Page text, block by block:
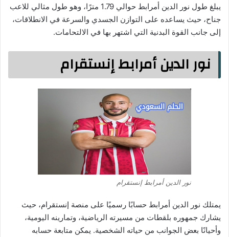
يبلغ طول نور الدين أمرابط حوالي 1.79 مترًا، وهو طول مثالي للاعب
جناح، حيث يساعده على التوازن الجسدي والسرعة في الانطلاقات،
إلى جانب القوة البدنية التي اشتهر بها في الالتحامات.
نور الدين أمرابط إنستقرام
نور الدين أمرابط إنستقرام
يمتلك نور الدين أمرابط حسابًا رسميًا على منصة إنستقرام، حيث
يشارك جمهوره بلقطات من مسيرته الرياضية، وتمارينه اليومية،
وأحيانًا بعض الجوانب من حياته الشخصية. يمكن متابعة حسابه